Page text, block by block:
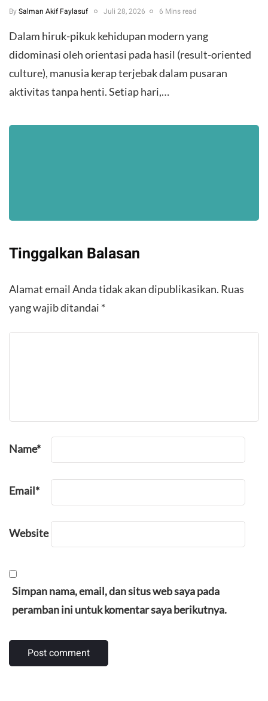
By Salman Akif Faylasuf Juli 28, 2026 6 Mins read
Dalam hiruk-pikuk kehidupan modern yang
didominasi oleh orientasi pada hasil (result-oriented
culture), manusia kerap terjebak dalam pusaran
aktivitas tanpa henti. Setiap hari,…
Tinggalkan Balasan
Alamat email Anda tidak akan dipublikasikan. Ruas
yang wajib ditandai *
Name*
Email*
Website
Simpan nama, email, dan situs web saya pada
peramban ini untuk komentar saya berikutnya.